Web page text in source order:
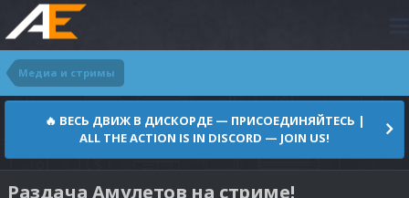
Медиа и стримы
🔥 ВЕСЬ ДВИЖ В ДИСКОРДЕ — ПРИСОЕДИНЯЙТЕСЬ |
ALL THE ACTION IS IN DISCORD — JOIN US!
Раздача Амулетов на стриме!